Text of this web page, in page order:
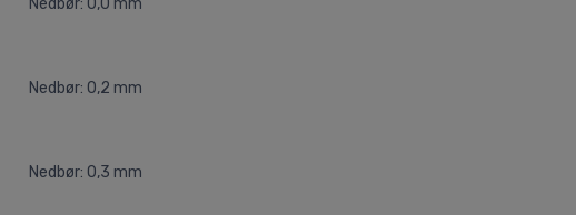
Nedbør: 0,2 mm
Nedbør: 0,3 mm